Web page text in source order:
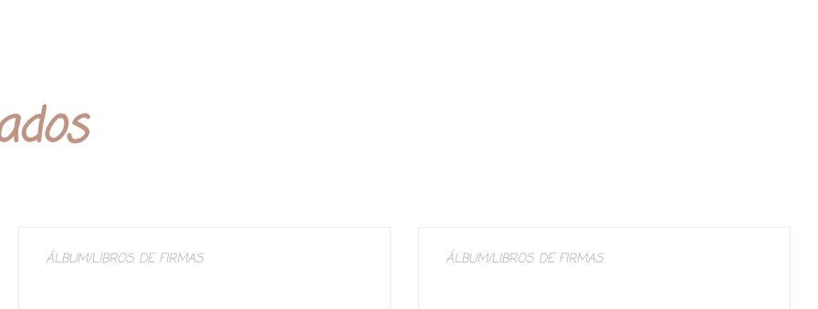
ÁLBUM/LIBROS DE FIRMAS ÁLBUM/LIBROS DE FIRMAS